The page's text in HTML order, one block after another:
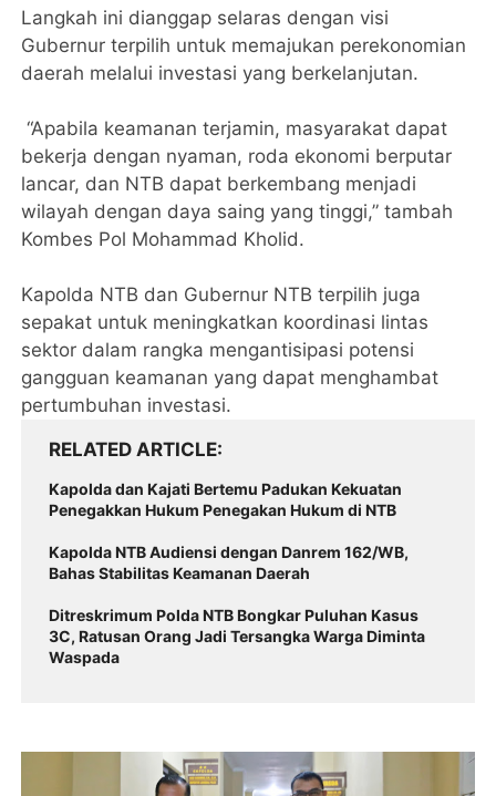
Langkah ini dianggap selaras dengan visi
Gubernur terpilih untuk memajukan perekonomian
daerah melalui investasi yang berkelanjutan.
“Apabila keamanan terjamin, masyarakat dapat
bekerja dengan nyaman, roda ekonomi berputar
lancar, dan NTB dapat berkembang menjadi
wilayah dengan daya saing yang tinggi,” tambah
Kombes Pol Mohammad Kholid.
Kapolda NTB dan Gubernur NTB terpilih juga
sepakat untuk meningkatkan koordinasi lintas
sektor dalam rangka mengantisipasi potensi
gangguan keamanan yang dapat menghambat
pertumbuhan investasi.
RELATED ARTICLE
Kapolda dan Kajati Bertemu Padukan Kekuatan
Penegakkan Hukum Penegakan Hukum di NTB ‎
‎Kapolda NTB Audiensi dengan Danrem 162/WB,
Bahas Stabilitas Keamanan Daerah
Ditreskrimum Polda NTB Bongkar Puluhan Kasus
3C, Ratusan Orang Jadi Tersangka Warga Diminta
Waspada